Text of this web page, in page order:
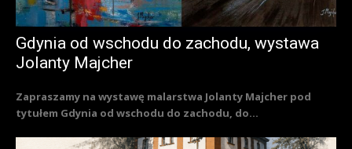
Gdynia od wschodu do zachodu, wystawa
Jolanty Majcher
Zapraszamy na wystawę malarstwa Jolanty Majcher pod
tytułem Gdynia od wschodu do zachodu, do...